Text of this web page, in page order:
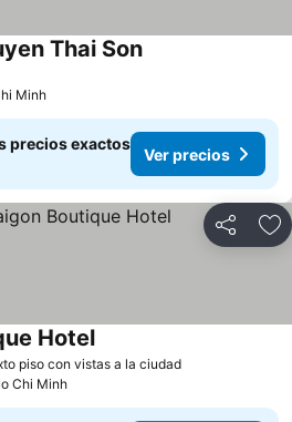
Thai Son
Minh
precios exactos
Ver precios
Compartir
piso con vistas a la ciudad
Hotel
Chi Minh